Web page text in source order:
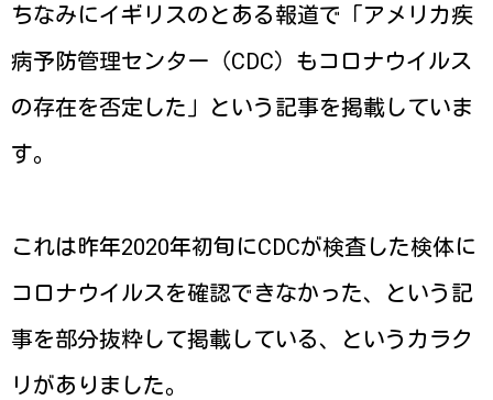
ちなみにイギリスのとある報道で「アメリカ疾
病予防管理センター（CDC）もコロナウイルス
の存在を否定した」という記事を掲載していま
す。
これは昨年2020年初旬にCDCが検査した検体に
コロナウイルスを確認できなかった、という記
事を部分抜粋して掲載している、というカラク
リがありました。